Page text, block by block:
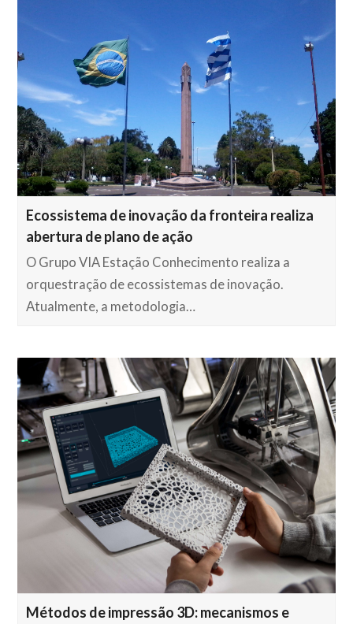
Ecossistema de inovação da fronteira realiza
abertura de plano de ação
O Grupo VIA Estação Conhecimento realiza a
orquestração de ecossistemas de inovação.
Atualmente, a metodologia…
Métodos de impressão 3D: mecanismos e